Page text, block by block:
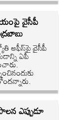
వైసీపీ
ఆఫీస్‌పై వైసీపీ
ఏపీ
ఎప్పుడూ